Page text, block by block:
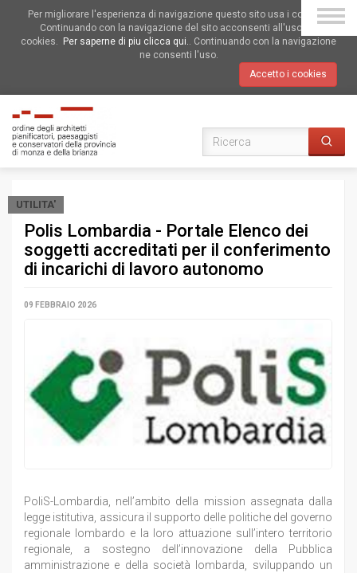
Per migliorare l'esperienza di navigazione questo sito usa i cookies.
Continuando con la navigazione del sito acconsenti all'uso dei
cookies.
Per saperne di piu clicca qui.. Continuando con la navigazione
ne consenti l'uso.
Accetto i cookies
UTILITA'
Polis Lombardia - Portale Elenco dei
soggetti accreditati per il conferimento
di incarichi di lavoro autonomo
09 FEBBRAIO 2026
PoliS-Lombardia, nell’ambito della mission assegnata dalla
legge istitutiva, assicura il supporto delle politiche del governo
regionale lombardo e la loro attuazione sull’intero territorio
regionale, a sostegno dell’innovazione della Pubblica
amministrazione e della società lombarda, sviluppando un